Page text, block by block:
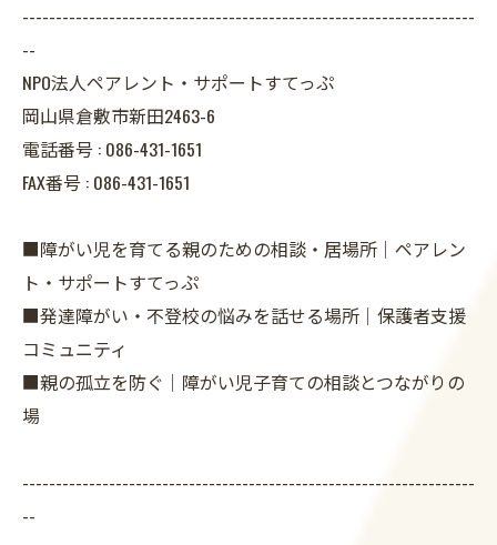
--------------------------------------------------------------------
--
NPO法人ペアレント・サポートすてっぷ
岡山県倉敷市新田2463-6
電話番号 : 086-431-1651
FAX番号 : 086-431-1651
■障がい児を育てる親のための相談・居場所｜ペアレン
ト・サポートすてっぷ
■発達障がい・不登校の悩みを話せる場所｜保護者支援
コミュニティ
■親の孤立を防ぐ｜障がい児子育ての相談とつながりの
場
--------------------------------------------------------------------
--